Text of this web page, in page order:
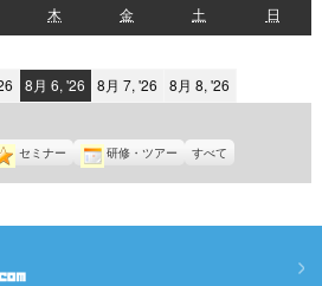
木
曜
金金
曜
土
曜
日
曜
2026
年
8
月
5
8月 6, '26
2026
年
8
月
6
8月 7, '26
2026
年
8
月
7
8月 8, '26
年
8
月
8
セミナー 研修・ツアー すべて